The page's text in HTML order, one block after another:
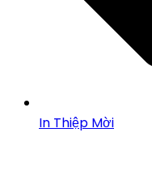
In Thiệp Mời